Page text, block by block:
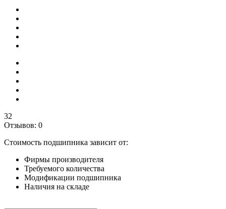
32
Отзывов: 0
Стоимость подшипника зависит от:
Фирмы производителя
Требуемого количества
Модификации подшипника
Наличия на складе